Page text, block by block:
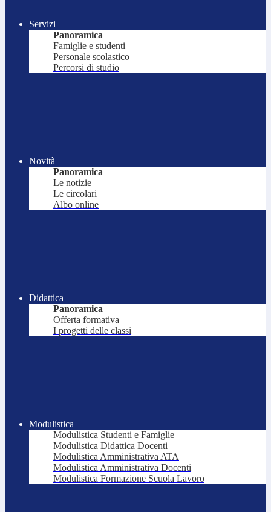
Servizi
Panoramica
Famiglie e studenti
Personale scolastico
Percorsi di studio
Novità
Panoramica
Le notizie
Le circolari
Albo online
Didattica
Panoramica
Offerta formativa
I progetti delle classi
Modulistica
Modulistica Studenti e Famiglie
Modulistica Didattica Docenti
Modulistica Amministrativa ATA
Modulistica Amministrativa Docenti
Modulistica Formazione Scuola Lavoro